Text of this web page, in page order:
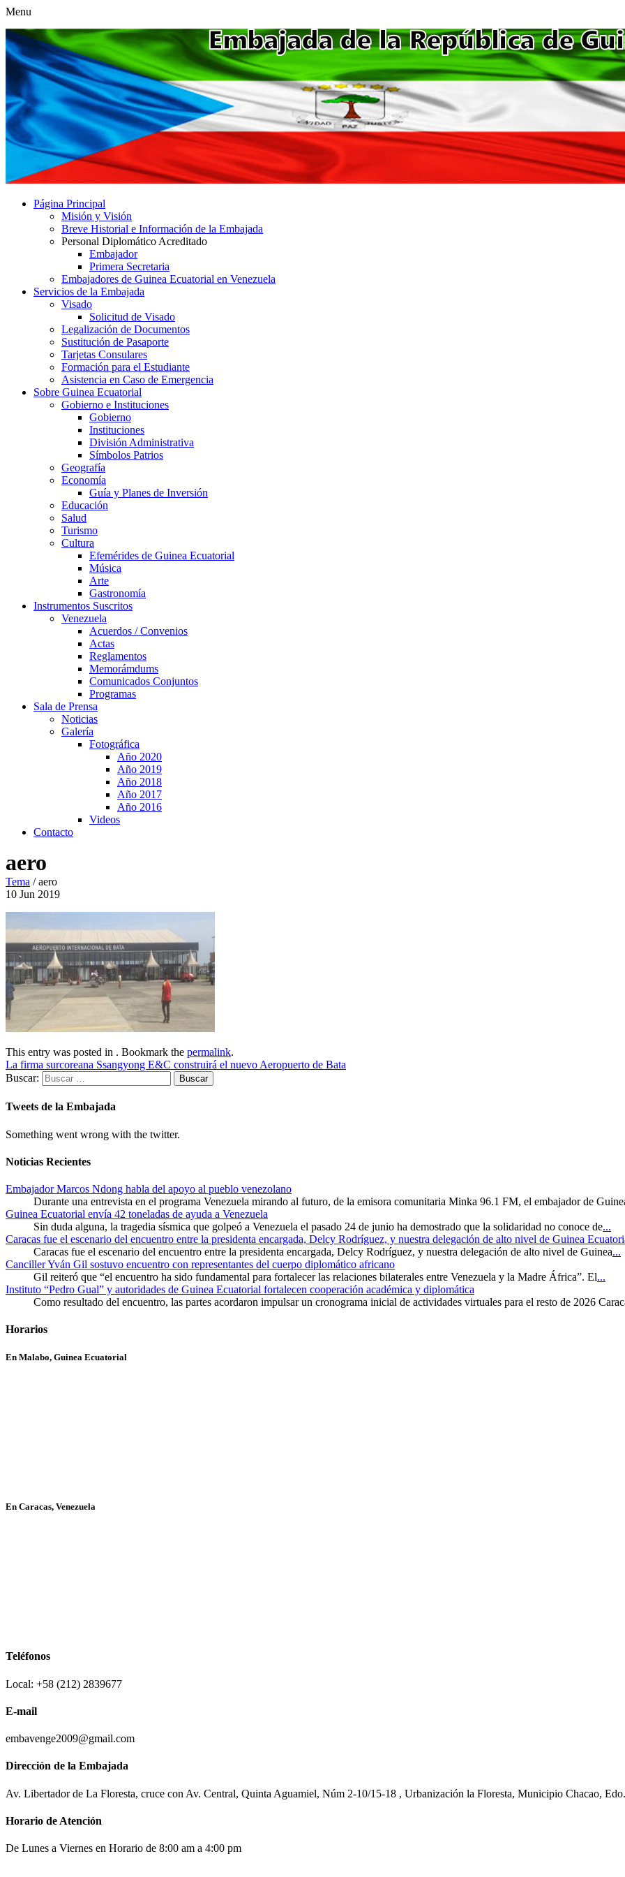
Menu
Página Principal
Misión y Visión
Breve Historial e Información de la Embajada
Personal Diplomático Acreditado
Embajador
Primera Secretaria
Embajadores de Guinea Ecuatorial en Venezuela
Servicios de la Embajada
Visado
Solicitud de Visado
Legalización de Documentos
Sustitución de Pasaporte
Tarjetas Consulares
Formación para el Estudiante
Asistencia en Caso de Emergencia
Sobre Guinea Ecuatorial
Gobierno e Instituciones
Gobierno
Instituciones
División Administrativa
Símbolos Patrios
Geografía
Economía
Guía y Planes de Inversión
Educación
Salud
Turismo
Cultura
Efemérides de Guinea Ecuatorial
Música
Arte
Gastronomía
Instrumentos Suscritos
Venezuela
Acuerdos / Convenios
Actas
Reglamentos
Memorámdums
Comunicados Conjuntos
Programas
Sala de Prensa
Noticias
Galería
Fotográfica
Año 2020
Año 2019
Año 2018
Año 2017
Año 2016
Videos
Contacto
aero
Tema /aero
10 Jun 2019
This entry was posted in . Bookmark the permalink.
La firma surcoreana Ssangyong E&C construirá el nuevo Aeropuerto de Bata
Buscar:
Tweets de la Embajada
Something went wrong with the twitter.
Noticias Recientes
Embajador Marcos Ndong habla del apoyo al pueblo venezolano
Durante una entrevista en el programa Venezuela mirando al futuro, de la emisora comunitaria Minka 96.1 FM, el embajador de
Guinea Ecuatorial envía 42 toneladas de ayuda a Venezuela
Sin duda alguna, la tragedia sísmica que golpeó a Venezuela el pasado 24 de junio ha demostrado que la solidaridad no conoce de...
Caracas fue el escenario del encuentro entre la presidenta encargada, Delcy Rodríguez, y nuestra delegación de alto nivel de Guinea
Caracas fue el escenario del encuentro entre la presidenta encargada, Delcy Rodríguez, y nuestra delegación de alto nivel de Guinea...
Canciller Yván Gil sostuvo encuentro con representantes del cuerpo diplomático africano
Gil reiteró que “el encuentro ha sido fundamental para fortalecer las relaciones bilaterales entre Venezuela y la Madre África”. El...
Instituto “Pedro Gual” y autoridades de Guinea Ecuatorial fortalecen cooperación académica y diplomática
Como resultado del encuentro, las partes acordaron impulsar un cronograma inicial de actividades virtuales para el resto de 2026
Horarios
En Malabo, Guinea Ecuatorial
En Caracas, Venezuela
Teléfonos
Local: +58 (212) 2839677
E-mail
embavenge2009@gmail.com
Dirección de la Embajada
Av. Libertador de La Floresta, cruce con Av. Central, Quinta Aguamiel, Núm 2-10/15-18 , Urbanización la Floresta, Municipio Chacao,
Horario de Atención
De Lunes a Viernes en Horario de 8:00 am a 4:00 pm